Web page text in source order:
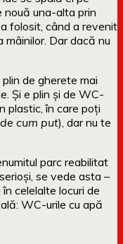
nouă una-alta prin
folosit, când a revenit
Dar dacă nu
de gherete mai
Și e plin și de WC-
plastic, în care poți
cum put), dar nu te
parc reabilitat
se vede asta –
celelalte locuri de
WC-urile cu apă